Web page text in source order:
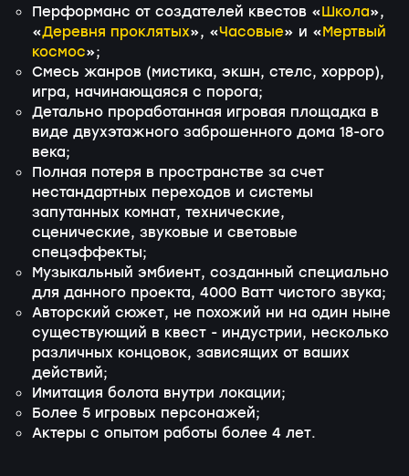
Перформанс от создателей квестов «Школа»,
«Деревня проклятых», «Часовые» и «Мертвый
космос»;
Смесь жанров (мистика, экшн, стелс, хоррор),
игра, начинающаяся с порога;
Детально проработанная игровая площадка в
виде двухэтажного заброшенного дома 18-ого
века;
Полная потеря в пространстве за счет
нестандартных переходов и системы
запутанных комнат, технические,
сценические, звуковые и световые
спецэффекты;
Музыкальный эмбиент, созданный специально
для данного проекта, 4000 Ватт чистого звука;
Авторский сюжет, не похожий ни на один ныне
существующий в квест - индустрии, несколько
различных концовок, зависящих от ваших
действий;
Имитация болота внутри локации;
Более 5 игровых персонажей;
Актеры с опытом работы более 4 лет.